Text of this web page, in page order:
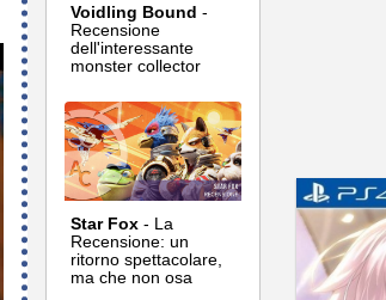
Voidling Bound -
Recensione
dell'interessante
monster collector
Star Fox - La
Recensione: un
ritorno spettacolare,
ma che non osa